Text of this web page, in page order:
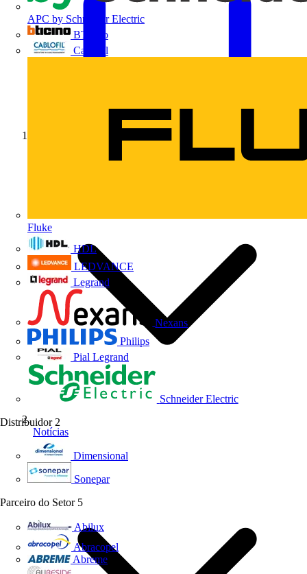
APC by Schneider Electric
BTicino
Cablofil
Fluke
HDL
LEDVANCE
Legrand
Nexans
Philips
Pial Legrand
Schneider Electric
Distribuidor 2
Dimensional
Sonepar
Parceiro do Setor 5
Abilux
Abracopel
Abreme
Notícias